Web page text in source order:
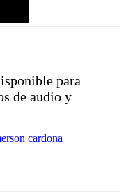
para
de audio y
cardona